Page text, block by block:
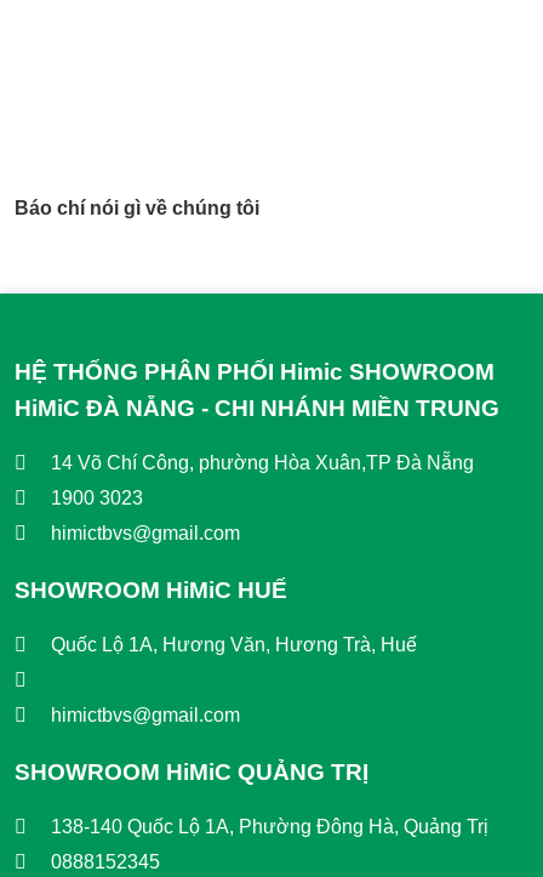
Báo chí nói gì về chúng tôi
HỆ THỐNG PHÂN PHỐI Himic SHOWROOM
HiMiC ĐÀ NẴNG - CHI NHÁNH MIỀN TRUNG
14 Võ Chí Công, phường Hòa Xuân,TP Đà Nẵng
1900 3023
himictbvs@gmail.com
SHOWROOM HiMiC HUẾ
Quốc Lộ 1A, Hương Văn, Hương Trà, Huế
himictbvs@gmail.com
SHOWROOM HiMiC QUẢNG TRỊ
138-140 Quốc Lộ 1A, Phường Đông Hà, Quảng Trị
0888152345